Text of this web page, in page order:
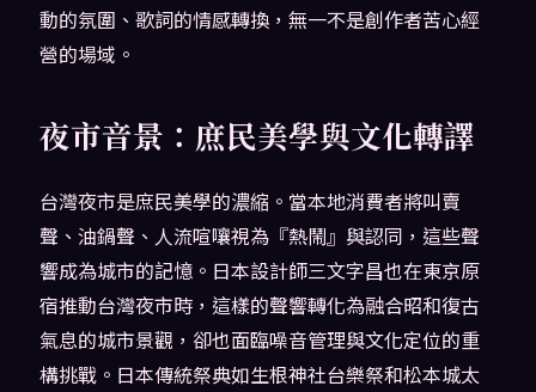
動的氛圍、歌詞的情感轉換，無一不是創作者苦心經
營的場域。
夜市音景：庶民美學與文化轉譯
台灣夜市是庶民美學的濃縮。當本地消費者將叫賣
聲、油鍋聲、人流喧嚷視為『熱鬧』與認同，這些聲
響成為城市的記憶。日本設計師三文字昌也在東京原
宿推動台灣夜市時，這樣的聲響轉化為融合昭和復古
氣息的城市景觀，卻也面臨噪音管理與文化定位的重
構挑戰。日本傳統祭典如生根神社台樂祭和松本城太